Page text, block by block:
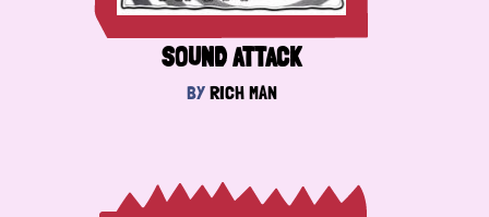
SOUND ATTACK
BYRICH MAN